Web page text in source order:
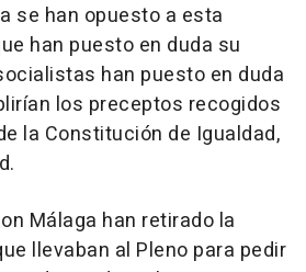
se han opuesto a esta
han puesto en duda su
han puesto en duda
los preceptos recogidos
la Constitución de Igualdad,
Málaga han retirado la
llevaban al Pleno para pedir